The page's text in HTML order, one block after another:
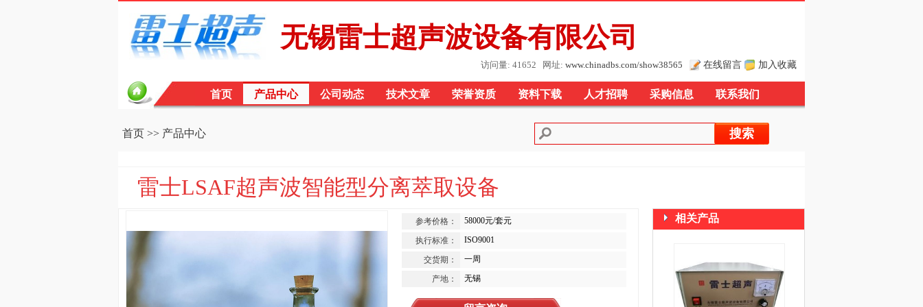
无锡雷士超声波设备有限公司
访问量: 41652 网址: www.chinadbs.com/show38565 在线留言 加入收藏
首页 产品中心 公司动态 技术文章 荣誉资质 资料下载 人才招聘 采购信息 联系我们
首页 >> 产品中心
雷士LSAF超声波智能型分离萃取设备
参考价格： 58000元/套元
执行标准： ISO9001
交货期： 一周
产地： 无锡
相关产品